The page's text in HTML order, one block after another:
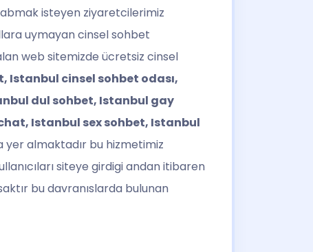
isteyen ziyaretcilerimiz
uymayan cinsel sohbet
web sitemizde ücretsiz cinsel
Istanbul cinsel sohbet odası,
dul sohbet, Istanbul gay
Istanbul sex sohbet, Istanbul
almaktadır bu hizmetimiz
siteye girdigi andan itibaren
bu davranıslarda bulunan